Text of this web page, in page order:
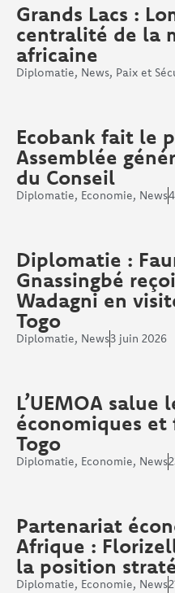
Grands Lacs :
centralité de la
africaine
Diplomatie, News, Paix et
Ecobank fait le
Assemblée
du Conseil
Diplomatie, Economie, News
Diplomatie :
Gnassingbé
Wadagni en
Togo
Diplomatie, News3 juin 2026
L’UEMOA salue
économiques et
Togo
Diplomatie, Economie, News
Partenariat
Afrique :
la position
Diplomatie, Economie, News